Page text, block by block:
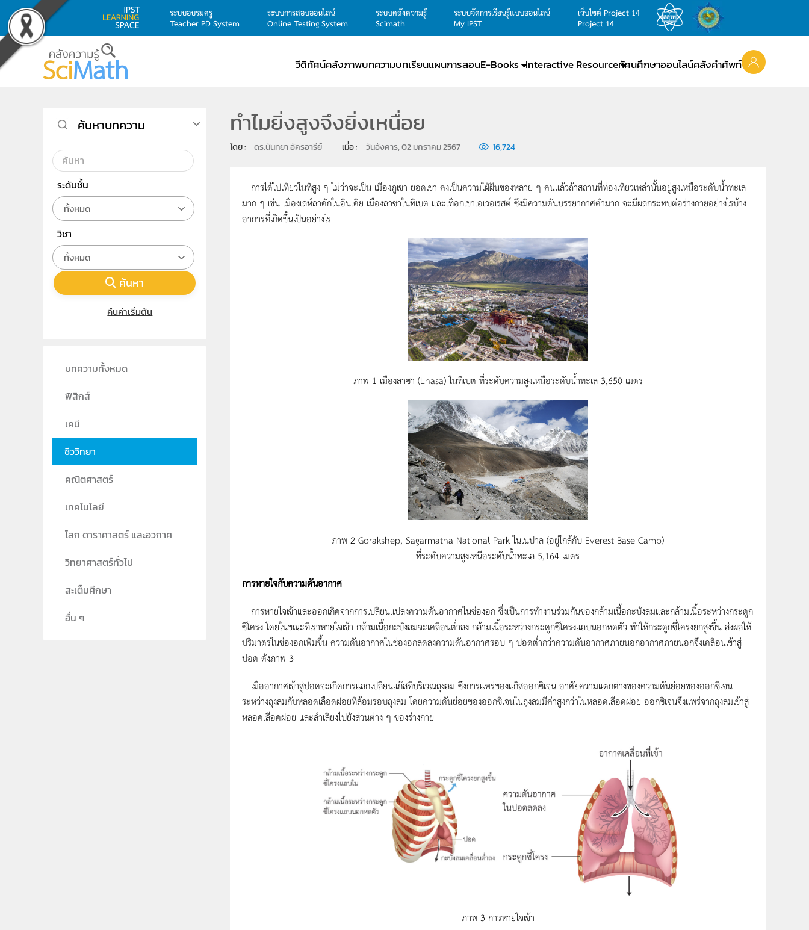
Skip to main content
ระบบอบรมครู
Teacher PD System
ระบบการสอบออนไลน์
Online Testing System
ระบบคลังความรู้
Scimath
ระบบจัดการเรียนรู้แบบออนไลน์
My IPST
เว็บไซต์ Project 14
Project 14
วีดิทัศน์คลังภาพบทความบทเรียนแผนการสอนE-Books Interactive Resourceทัศนศึกษาออนไลน์คลังคำศัพท์
ทำไมยิ่งสูงจึงยิ่งเหนื่อย
โดย : ดร.นันทยา อัครอารีย์ เมื่อ : วันอังคาร, 02 มกราคม 2567 16,724
การได้ไปเที่ยวในที่สูง ๆ ไม่ว่าจะเป็น เมืองภูเขา ยอดเขา คงเป็นความใฝ่ฝันของหลาย ๆ คนแล้วถ้าสถานที่ท่องเที่ยวเหล่านั้นอยู่สูงเหนือระดับน้ำทะเล
มาก ๆ เช่น เมืองเลห์ลาดักในอินเดีย เมืองลาซาในทิเบต และเทือกเขาเอเวอเรสต์ ซึ่งมีความดันบรรยากาศต่ำมาก จะมีผลกระทบต่อร่างกายอย่างไรบ้าง
อาการที่เกิดขึ้นเป็นอย่างไร
ภาพ 1 เมืองลาซา (Lhasa) ในทิเบต ที่ระดับความสูงเหนือระดับน้ำทะเล 3,650 เมตร
ภาพ 2 Gorakshep, Sagarmatha National Park ในเนปาล (อยู่ใกล้กับ Everest Base Camp)
ที่ระดับความสูงเหนือระดับน้ำทะเล 5,164 เมตร
การหายใจกับความดันอากาศ
การหายใจเข้าและออกเกิดจากการเปลี่ยนแปลงความดันอากาศในช่องอก ซึ่งเป็นการทำงานร่วมกันของกล้ามเนื้อกะบังลมและกล้ามเนื้อระหว่างกระดูก
ซี่โครง โดยในขณะที่เราหายใจเข้า กล้ามเนื้อกะบังลมจะเคลื่อนต่ำลง กล้ามเนื้อระหว่างกระดูกซี่โครงแถบนอกหดตัว ทำให้กระดูกซี่โครงยกสูงขึ้น ส่งผลให้
ปริมาตรในช่องอกเพิ่มขึ้น ความดันอากาศในช่องอกลดลงความดันอากาศรอบ ๆ ปอดต่ำกว่าความดันอากาศภายนอกอากาศภายนอกจึงเคลื่อนเข้าสู่
ปอด ดังภาพ 3
เมื่ออากาศเข้าสู่ปอดจะเกิดการแลกเปลี่ยนแก๊สที่บริเวณถุงลม ซึ่งการแพร่ของแก๊สออกซิเจน อาศัยความแตกต่างของความดันย่อยของออกซิเจน
ระหว่างถุงลมกับหลอดเลือดฝอยที่ล้อมรอบถุงลม โดยความดันย่อยของออกซิเจนในถุงลมมีค่าสูงกว่าในหลอดเลือดฝอย ออกซิเจนจึงแพร่จากถุงลมเข้าสู่
หลอดเลือดฝอย และลำเลียงไปยังส่วนต่าง ๆ ของร่างกาย
ภาพ 3 การหายใจเข้า
ค้นหาบทความ
ระดับชั้น
ทั้งหมด
วิชา
ทั้งหมด
ค้นหา
คืนค่าเริ่มต้น
บทความทั้งหมด
ฟิสิกส์
เคมี
ชีววิทยา
คณิตศาสตร์
เทคโนโลยี
โลก ดาราศาสตร์ และอวกาศ
วิทยาศาสตร์ทั่วไป
สะเต็มศึกษา
อื่น ๆ